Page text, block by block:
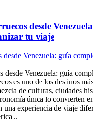
desde
tu viaje
Venezuela: guía
desde Venezuela: guía
es uno de los destinos
de culturas, ciudades
única lo convierten
una experiencia de viaje